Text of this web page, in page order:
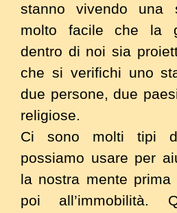
stanno vivendo una
molto facile che la
dentro di noi sia
che si verifichi uno
due persone, due
religiose.
Ci sono molti tipi
possiamo usare per
la nostra mente
poi all’immobilità.